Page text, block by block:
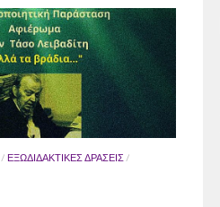
/ ΕΞΩΔΙΔΑΚΤΙΚΈΣ ΔΡΆΣΕΙΣ/